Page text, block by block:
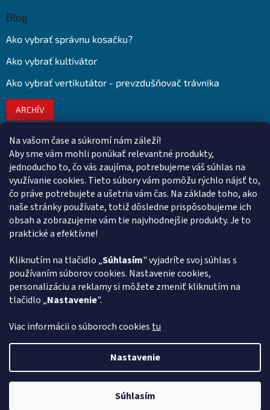
Na vašom čase a súkromí nám záleží!
Aby sme vám mohli ponúkať relevantné produkty,
jednoducho to, čo vás zaujíma, potrebujeme váš súhlas na
využívanie cookies. Tieto súbory vám pomôžu rýchlo nájsť to,
čo práve potrebujete a ušetria vám čas. Na základe toho, ako
naše stránky používate, totiž dôsledne prispôsobujeme ich
obsah a zobrazujeme vám tie najvhodnejšie produkty. Je to
praktické a efektívne!
Kliknutím na tlačidlo „Súhlasím" vyjadríte svoj súhlas s
používaním súborov cookies. Nastavenie cookies,
personalizáciu a reklamy si môžete zmeniť kliknutím na
tlačidlo „Nastavenie".
Viac informácii o súboroch cookies tu
Nastavenie
Súhlasím
Blog
Ako vybrať správnu kosačku?
Ako vybrať kultivátor
Ako vybrať vertikutátor - prevzdušňovač trávnika
ARCHÍV
Kontakt
obchod@ euroshopy.sk
0911 931 019
0911 931 019
Facebook Euroshopy
Prijímame online platby
Copyright 2026Euroshopy. Všetky práva vyhradené.Upraviť
nastavenie cookies